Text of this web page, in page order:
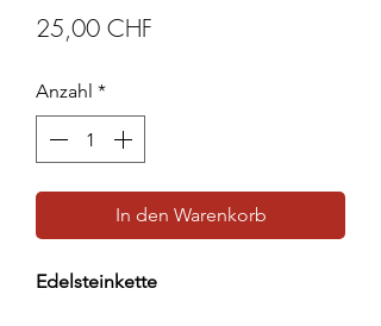
25,00 CHF
Anzahl *
In den Warenkorb
Edelsteinkette